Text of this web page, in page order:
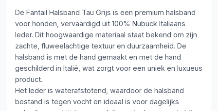
De Fantail Halsband Tau Grijs is een premium halsband
voor honden, vervaardigd uit 100% Nubuck Italiaans
leder. Dit hoogwaardige materiaal staat bekend om zijn
zachte, fluweelachtige textuur en duurzaamheid. De
halsband is met de hand gemaakt en met de hand
geschilderd in Italië, wat zorgt voor een uniek en luxueus
product.
Het leder is waterafstotend, waardoor de halsband
bestand is tegen vocht en ideaal is voor dagelijks